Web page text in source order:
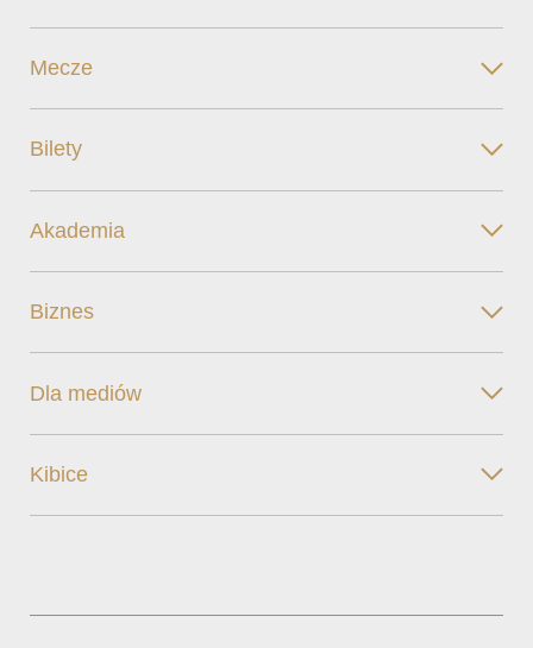
Mecze
Bilety
Akademia
Biznes
Dla mediów
Kibice